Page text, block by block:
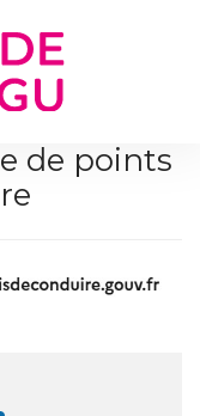
de points